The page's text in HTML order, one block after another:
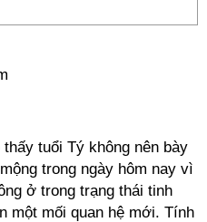
tuổi Tý không nên bày
trong ngày hôm nay vì
ở trong trạng thái tinh
một mối quan hệ mới. Tính